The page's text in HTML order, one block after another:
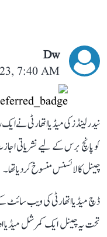
Dw
7:40 AM
نیدرلینڈز کی میڈیا اتھارٹی نے
کو پانچ برس کے لیے نشریاتی
چینل کا لائسنس منسوخ کر دیا تھا۔
تحت یہ چینل ایک کمرشل